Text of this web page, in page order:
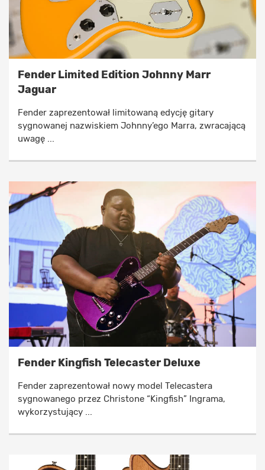
Fender Limited Edition Johnny Marr
Jaguar
Fender zaprezentował limitowaną edycję gitary
sygnowanej nazwiskiem Johnny’ego Marra, zwracającą
uwagę ...
Fender Kingfish Telecaster Deluxe
Fender zaprezentował nowy model Telecastera
sygnowanego przez Christone “Kingfish” Ingrama,
wykorzystujący ...